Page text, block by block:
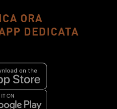
ORA
DEDICATA